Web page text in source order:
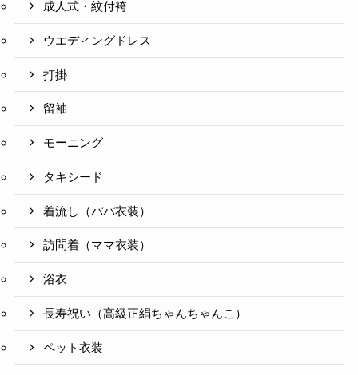
成人式・紋付袴
ウエディングドレス
打掛
留袖
モーニング
タキシード
着流し（パパ衣装）
訪問着（ママ衣装）
浴衣
長寿祝い（高級正絹ちゃんちゃんこ）
ペット衣装